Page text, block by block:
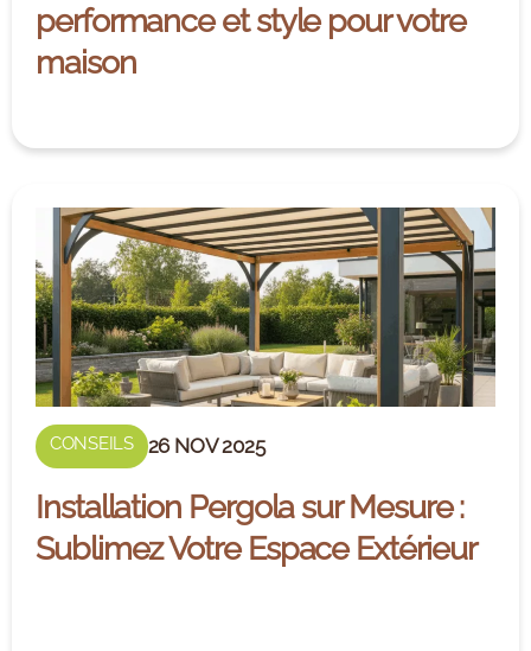
performance et style pour votre
maison
CONSEILS 26 NOV 2025
Installation Pergola sur Mesure :
Sublimez Votre Espace Extérieur